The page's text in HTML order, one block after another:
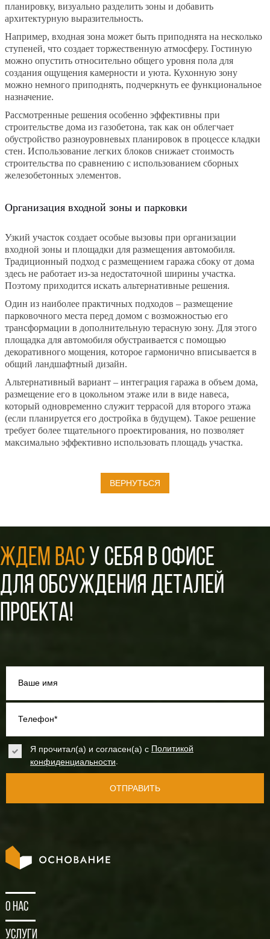
планировку, визуально разделить зоны и добавить
архитектурную выразительность.
Например, входная зона может быть приподнята на несколько
ступеней, что создает торжественную атмосферу. Гостиную
можно опустить относительно общего уровня пола для
создания ощущения камерности и уюта. Кухонную зону
можно немного приподнять, подчеркнуть ее функциональное
назначение.
Рассмотренные решения особенно эффективны при
строительстве дома из газобетона, так как он облегчает
обустройство разноуровневых планировок в процессе кладки
стен. Использование легких блоков снижает стоимость
строительства по сравнению с использованием сборных
железобетонных элементов.
Организация входной зоны и парковки
Узкий участок создает особые вызовы при организации
входной зоны и площадки для размещения автомобиля.
Традиционный подход с размещением гаража сбоку от дома
здесь не работает из-за недостаточной ширины участка.
Поэтому приходится искать альтернативные решения.
Один из наиболее практичных подходов – размещение
парковочного места перед домом с возможностью его
трансформации в дополнительную терасную зону. Для этого
площадка для автомобиля обустраивается с помощью
декоративного мощения, которое гармонично вписывается в
общий ландшафтный дизайн.
Альтернативный вариант – интеграция гаража в объем дома,
размещение его в цокольном этаже или в виде навеса,
который одновременно служит террасой для второго этажа
(если планируется его достройка в будущем). Такое решение
требует более тщательного проектирования, но позволяет
максимально эффективно использовать площадь участка.
ВЕРНУТЬСЯ
ЖДЕМ ВАС У СЕБЯ В ОФИСЕ
ДЛЯ ОБСУЖДЕНИЯ ДЕТАЛЕЙ
ПРОЕКТА!
Ваше имя
Телефон*
Я прочитал(а) и согласен(а) с Политикой
конфиденциальности
ОТПРАВИТЬ
О нас
Услуги